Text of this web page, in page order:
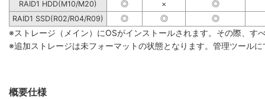
RAID1 HDD(M10/M20) ◎ ×
◎
RAID1 SSD(R02/R04/R09)
◎ ◎ ◎
※ストレージ（メイン）にOSがインストールされます。その際、す
※追加ストレージは未フォーマットの状態となります。管理ツール
概要仕様